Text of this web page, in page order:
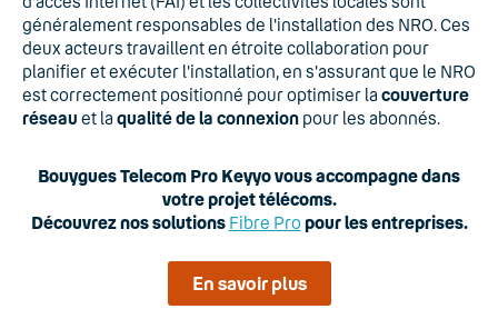
généralement responsables de l'installation des NRO. Ces
deux acteurs travaillent en étroite collaboration pour
planifier et exécuter l'installation, en s'assurant que le NRO
est correctement positionné pour optimiser la couverture
réseau et la qualité de la connexion pour les abonnés.
Bouygues Telecom Pro Keyyo vous accompagne dans
votre projet télécoms.
Découvrez nos solutions Fibre Propour les entreprises.
En savoir plus